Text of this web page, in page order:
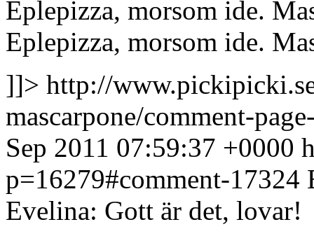
Eplepizza, morsom ide.
Eplepizza, morsom ide.
]]> http://
mascarpone/comment-
Sep 2011 07:59:37 +0000
p=16279#comment-17324
Evelina: Gott är det, lovar!